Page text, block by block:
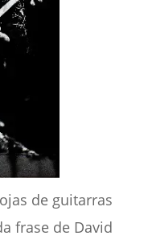
de guitarras
frase de David